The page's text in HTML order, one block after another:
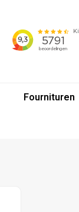
Fournituren